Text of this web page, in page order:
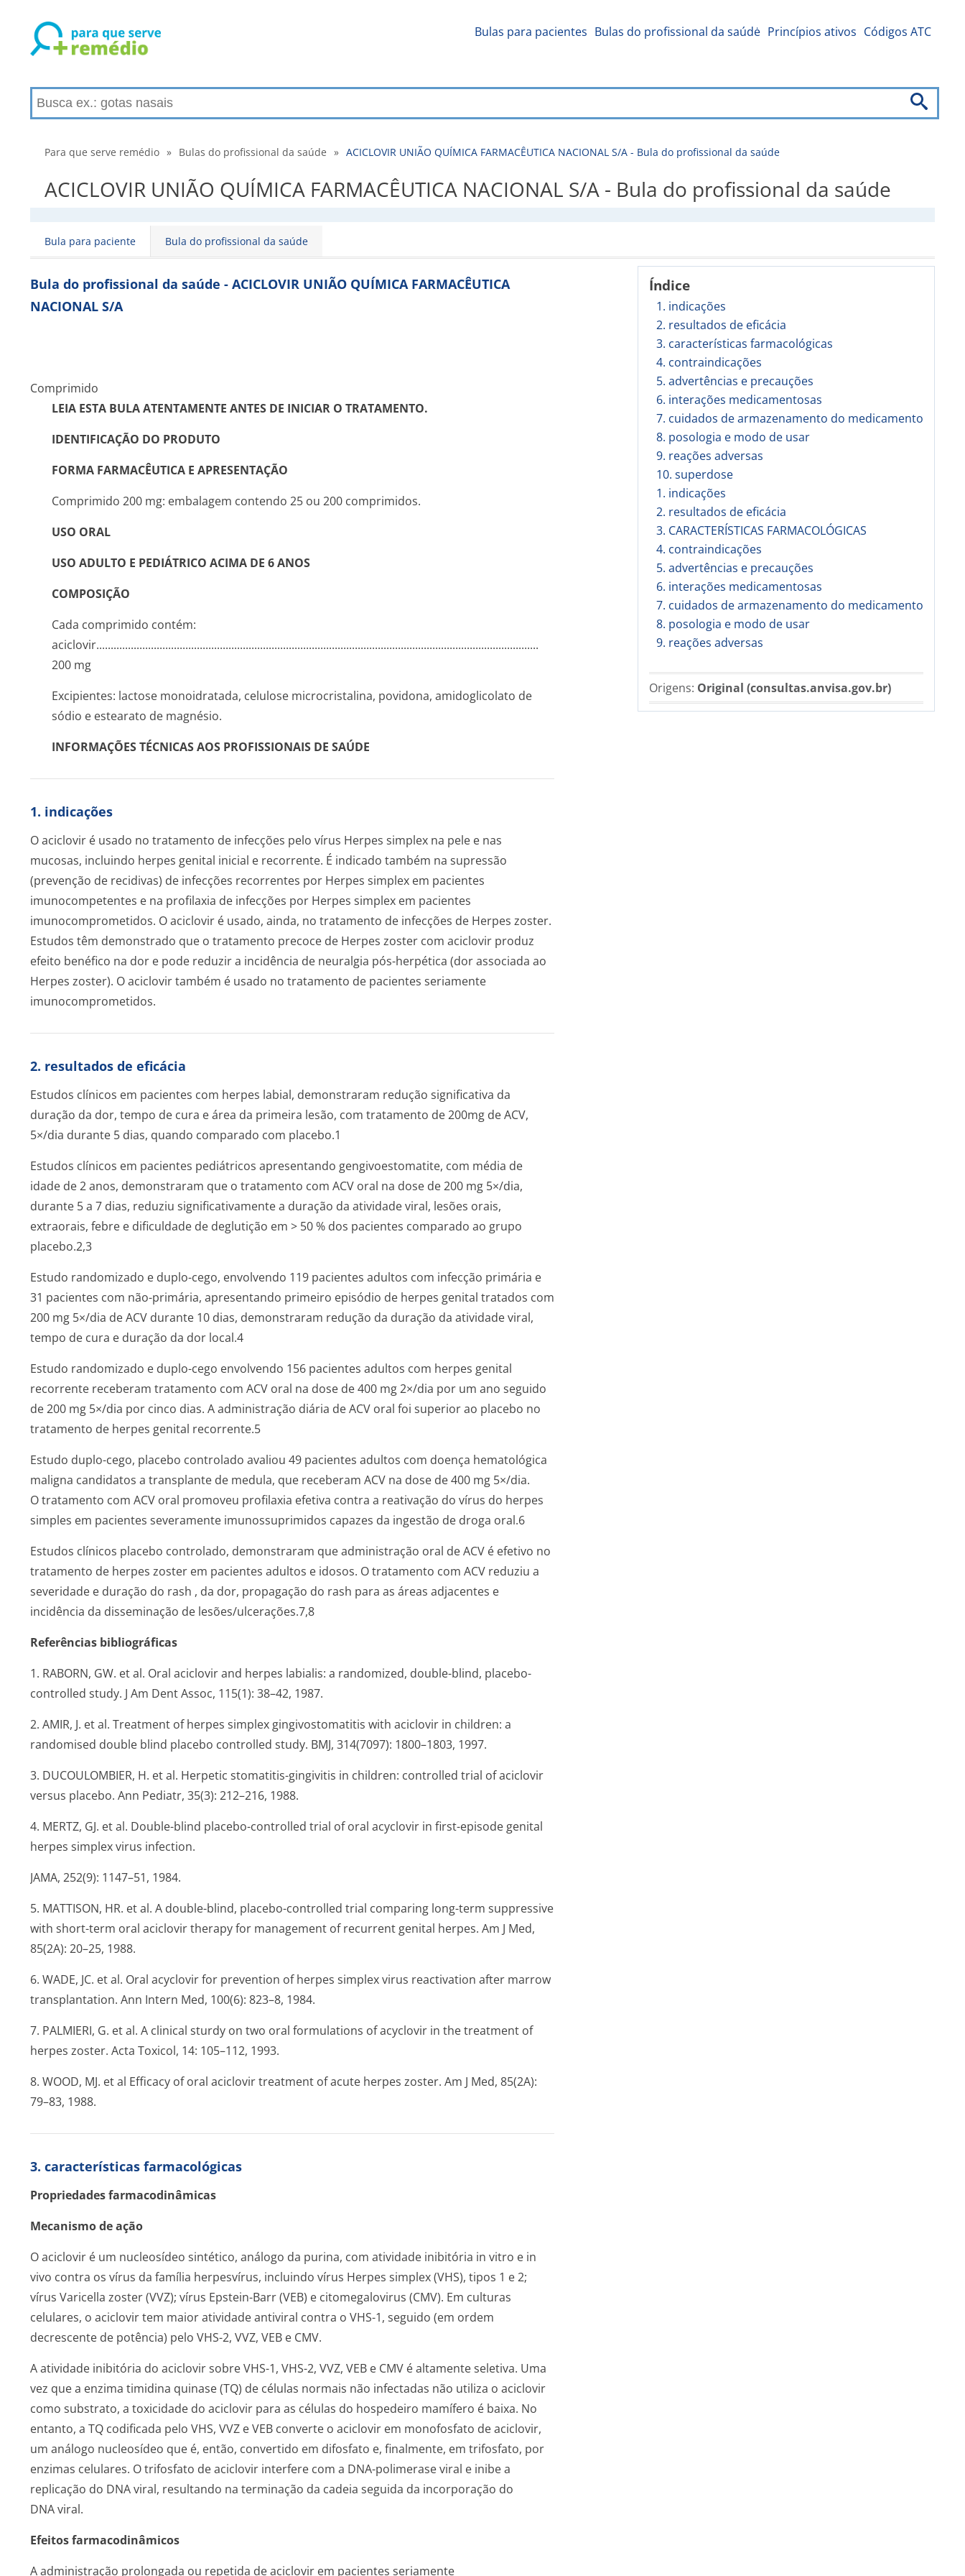
Bulas para pacientes Bulas do profissional da saúdė Princípios ativos Códigos ATC
Para que serve remédio » Bulas do profissional da saúde » ACICLOVIR UNIÃO QUÍMICA FARMACÊUTICA NACIONAL S/A - Bula do profissional da saúde
ACICLOVIR UNIÃO QUÍMICA FARMACÊUTICA NACIONAL S/A - Bula do profissional da saúde
Bula para paciente Bula do profissional da saúde
Índice
1. indicações
2. resultados de eficácia
3. características farmacológicas
4. contraindicações
5. advertências e precauções
6. interações medicamentosas
7. cuidados de armazenamento do medicamento
8. posologia e modo de usar
9. reações adversas
10. superdose
1. indicações
2. resultados de eficácia
3. CARACTERÍSTICAS FARMACOLÓGICAS
4. contraindicações
5. advertências e precauções
6. interações medicamentosas
7. cuidados de armazenamento do medicamento
8. posologia e modo de usar
9. reações adversas
Origens: Original (consultas.anvisa.gov.br)
Bula do profissional da saúde - ACICLOVIR UNIÃO QUÍMICA FARMACÊUTICA
NACIONAL S/A
Comprimido
LEIA ESTA BULA ATENTAMENTE ANTES DE INICIAR O TRATAMENTO.
IDENTIFICAÇÃO DO PRODUTO
FORMA FARMACÊUTICA E APRESENTAÇÃO
Comprimido 200 mg: embalagem contendo 25 ou 200 comprimidos.
USO ORAL
USO ADULTO E PEDIÁTRICO ACIMA DE 6 ANOS
COMPOSIÇÃO
Cada comprimido contém:
aciclovir....­.............­.............­.............­.............­.............­.............­.............­.............­.............­.............­.............­.......
200 mg
Excipientes: lactose monoidratada, celulose microcristalina, povidona, amidoglicolato de
sódio e estearato de magnésio.
INFORMAÇÕES TÉCNICAS AOS PROFISSIONAIS DE SAÚDE
1. indicações
O aciclovir é usado no tratamento de infecções pelo vírus Herpes simplex na pele e nas
mucosas, incluindo herpes genital inicial e recorrente. É indicado também na supressão
(prevenção de recidivas) de infecções recorrentes por Herpes simplex em pacientes
imunocompetentes e na profilaxia de infecções por Herpes simplex em pacientes
imunocomprometidos. O aciclovir é usado, ainda, no tratamento de infecções de Herpes zoster.
Estudos têm demonstrado que o tratamento precoce de Herpes zoster com aciclovir produz
efeito benéfico na dor e pode reduzir a incidência de neuralgia pós-herpética (dor associada ao
Herpes zoster). O aciclovir também é usado no tratamento de pacientes seriamente
imunocomprometidos.
2. resultados de eficácia
Estudos clínicos em pacientes com herpes labial, demonstraram redução significativa da
duração da dor, tempo de cura e área da primeira lesão, com tratamento de 200mg de ACV,
5×/dia durante 5 dias, quando comparado com placebo.1
Estudos clínicos em pacientes pediátricos apresentando gengivoestomatite, com média de
idade de 2 anos, demonstraram que o tratamento com ACV oral na dose de 200 mg 5×/dia,
durante 5 a 7 dias, reduziu significativamente a duração da atividade viral, lesões orais,
extraorais, febre e dificuldade de deglutição em > 50 % dos pacientes comparado ao grupo
placebo.2,3
Estudo randomizado e duplo-cego, envolvendo 119 pacientes adultos com infecção primária e
31 pacientes com não-primária, apresentando primeiro episódio de herpes genital tratados com
200 mg 5×/dia de ACV durante 10 dias, demonstraram redução da duração da atividade viral,
tempo de cura e duração da dor local.4
Estudo randomizado e duplo-cego envolvendo 156 pacientes adultos com herpes genital
recorrente receberam tratamento com ACV oral na dose de 400 mg 2×/dia por um ano seguido
de 200 mg 5×/dia por cinco dias. A administração diária de ACV oral foi superior ao placebo no
tratamento de herpes genital recorrente.5
Estudo duplo-cego, placebo controlado avaliou 49 pacientes adultos com doença hematológica
maligna candidatos a transplante de medula, que receberam ACV na dose de 400 mg 5×/dia.
O tratamento com ACV oral promoveu profilaxia efetiva contra a reativação do vírus do herpes
simples em pacientes severamente imunossuprimidos capazes da ingestão de droga oral.6
Estudos clínicos placebo controlado, demonstraram que administração oral de ACV é efetivo no
tratamento de herpes zoster em pacientes adultos e idosos. O tratamento com ACV reduziu a
severidade e duração do rash , da dor, propagação do rash para as áreas adjacentes e
incidência da disseminação de lesões/ulcerações­.7,8
Referências bibliográficas
1. RABORN, GW. et al. Oral aciclovir and herpes labialis: a randomized, double-blind, placebo-
controlled study. J Am Dent Assoc, 115(1): 38–42, 1987.
2. AMIR, J. et al. Treatment of herpes simplex gingivostomatitis with aciclovir in children: a
randomised double blind placebo controlled study. BMJ, 314(7097): 1800–1803, 1997.
3. DUCOULOMBIER, H. et al. Herpetic stomatitis-gingivitis in children: controlled trial of aciclovir
versus placebo. Ann Pediatr, 35(3): 212–216, 1988.
4. MERTZ, GJ. et al. Double-blind placebo-controlled trial of oral acyclovir in first-episode genital
herpes simplex virus infection.
JAMA, 252(9): 1147–51, 1984.
5. MATTISON, HR. et al. A double-blind, placebo-controlled trial comparing long-term suppressive
with short-term oral aciclovir therapy for management of recurrent genital herpes. Am J Med,
85(2A): 20–25, 1988.
6. WADE, JC. et al. Oral acyclovir for prevention of herpes simplex virus reactivation after marrow
transplantation. Ann Intern Med, 100(6): 823–8, 1984.
7. PALMIERI, G. et al. A clinical sturdy on two oral formulations of acyclovir in the treatment of
herpes zoster. Acta Toxicol, 14: 105–112, 1993.
8. WOOD, MJ. et al Efficacy of oral aciclovir treatment of acute herpes zoster. Am J Med, 85(2A):
79–83, 1988.
3. características farmacológicas
Propriedades farmacodinâmicas
Mecanismo de ação
O aciclovir é um nucleosídeo sintético, análogo da purina, com atividade inibitória in vitro e in
vivo contra os vírus da família herpesvírus, incluindo vírus Herpes simplex(VHS), tipos 1 e 2;
vírus Varicella zoster(VVZ); vírus Epstein-Barr(VEB) e citomegalovirus (CMV). Em culturas
celulares, o aciclovir tem maior atividade antiviral contra o VHS-1, seguido (em ordem
decrescente de potência) pelo VHS-2, VVZ, VEB e CMV.
A atividade inibitória do aciclovir sobre VHS-1, VHS-2, VVZ, VEB e CMV é altamente seletiva. Uma
vez que a enzima timidina quinase (TQ) de células normais não infectadas não utiliza o aciclovir
como substrato, a toxicidade do aciclovir para as células do hospedeiro mamífero é baixa. No
entanto, a TQ codificada pelo VHS, VVZ e VEB converte o aciclovir em monofosfato de aciclovir,
um análogo nucleosídeo que é, então, convertido em difosfato e, finalmente, em trifosfato, por
enzimas celulares. O trifosfato de aciclovir interfere com a DNA-polimerase viral e inibe a
replicação do DNA viral, resultando na terminação da cadeia seguida da incorporação do
DNA viral.
Efeitos farmacodinâmicos
A administração prolongada ou repetida de aciclovir em pacientes seriamente